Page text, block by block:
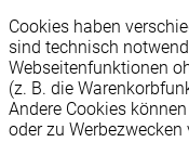
Cookies haben
sind technisch
Webseitenfunktionen
(z. B. die
Andere Cookies
oder zu Werbezwecken